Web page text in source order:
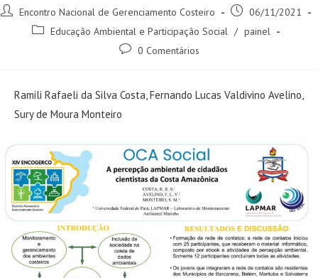
Encontro Nacional de Gerenciamento Costeiro
06/11/2021
Educação Ambiental e Participação Social
/ painel
0 Comentários
Ramili Rafaeli da Silva Costa, Fernando Lucas Valdivino Avelino,
Sury de Moura Monteiro